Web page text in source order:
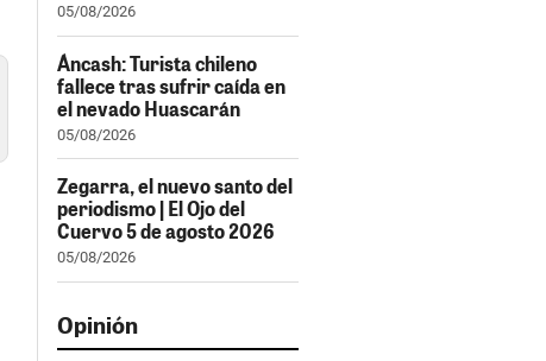
05/08/2026
Áncash: Turista chileno
fallece tras sufrir caída en
el nevado Huascarán
05/08/2026
Zegarra, el nuevo santo del
periodismo | El Ojo del
Cuervo 5 de agosto 2026
05/08/2026
Opinión